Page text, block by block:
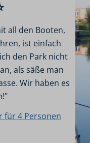
all den Booten,
ist einfach
den Park nicht
als säße man
Wir haben es
für 4 Personen